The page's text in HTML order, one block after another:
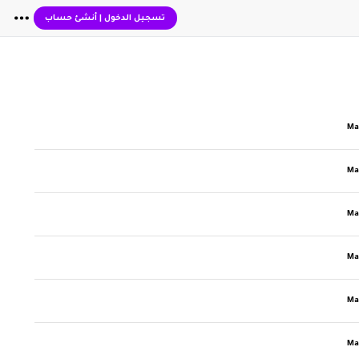
تسجيل الدخول| أنشئ حساب